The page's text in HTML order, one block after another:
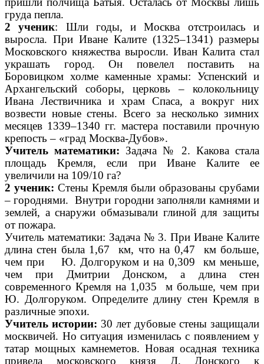
груда пепла.
2 ученик: Шли годы, и Москва отстроилась и
выросла. При Иване Калите (1325–1341) размеры
Московского княжества выросли. Иван Калита стал
украшать город. Он повелел поставить на
Боровицком холме каменные храмы: Успенский и
Архангельский соборы, церковь – колокольницу
Ивана Лествичника и храм Спаса, а вокруг них
возвести новые стены. Всего за несколько зимних
месяцев 1339–1340 гг. мастера поставили прочную
крепость – «град Москва-Дубов».
Учитель математики: Задача № 2. Какова стала
площадь Кремля, если при Иване Калите ее
увеличили на 109/10 га?
2 ученик: Стены Кремля были образованы срубами
– городнями. Внутри городни заполняли камнями и
землей, а снаружи обмазывали глиной для защиты
от пожара.
Учитель математики: Задача № 3. При Иване Калите
длина стен была 1,67 км, что на 0,47 км больше,
чем при Ю. Долгоруком и на 0,309 км меньше,
чем при Дмитрии Донском, а длина стен
современного Кремля на 1,035 м больше, чем при
Ю. Долгоруком. Определите длину стен Кремля в
различные эпохи.
Учитель истории: 30 лет дубовые стены защищали
москвичей. Но ситуация изменилась с появлением у
татар мощных камнеметов. Новая осадная техника
привела московского князя Д. Донского к